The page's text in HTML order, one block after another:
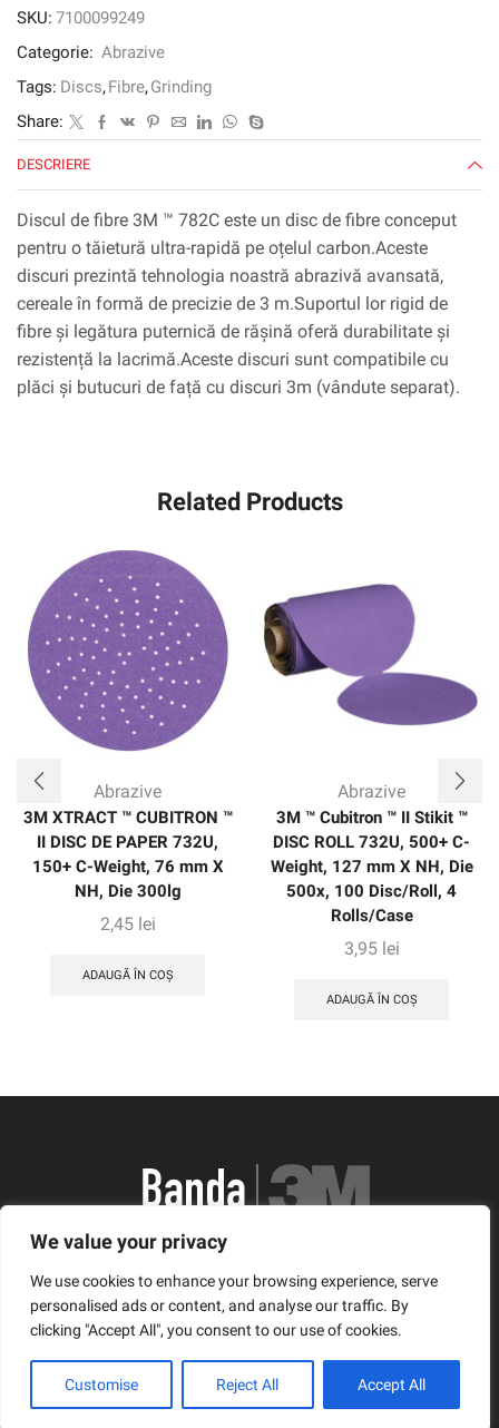
We value your privacy
We use cookies to enhance your browsing experience, serve
personalised ads or content, and analyse our traffic. By
clicking "Accept All", you consent to our use of cookies.
Customise Reject All Accept All
fante
SKU: 7100099249
Categorie: Abrazive
Tags: Discs,Fibre,Grinding
Share:
DESCRIERE
Discul de fibre 3M ™ 782C este un disc de fibre conceput
pentru o tăietură ultra-rapidă pe oțelul carbon.Aceste
discuri prezintă tehnologia noastră abrazivă avansată,
cereale în formă de precizie de 3 m.Suportul lor rigid de
fibre și legătura puternică de rășină oferă durabilitate și
rezistență la lacrimă.Aceste discuri sunt compatibile cu
plăci și butucuri de față cu discuri 3m (vândute separat).
Related Products
Abrazive
3M XTRACT ™ CUBITRON ™
II DISC DE PAPER 732U,
150+ C-Weight, 76 mm X
NH, Die 300lg
2,45 lei
ADAUGĂ ÎN COȘ
Abrazive
3M ™ Cubitron ™ II Stikit ™
DISC ROLL 732U, 500+ C-
Weight, 127 mm X NH, Die
500x, 100 Disc/Roll, 4
Rolls/Case
3,95 lei
ADAUGĂ ÎN COȘ
România, Arad, Calea Timisorii, Nr. 11
© Copyright 2021 | Banda3M.ro
Facebook
TwitterInstagram